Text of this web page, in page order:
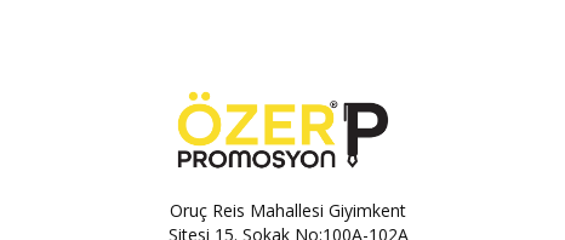
Oruç Reis Mahallesi Giyimkent
Sitesi 15. Sokak No:100A-102A